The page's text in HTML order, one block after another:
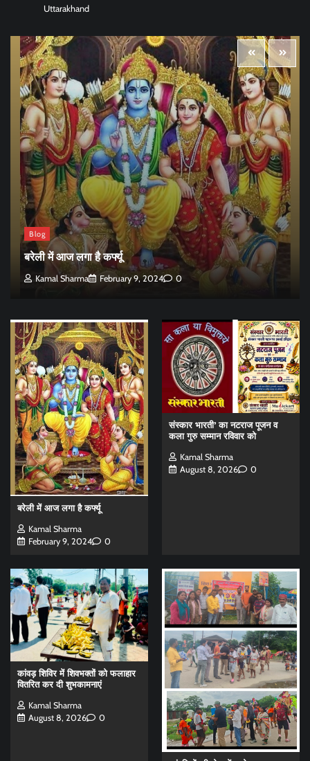
Uttarakhand
Blog
बरेली में आज लगा है कर्फ्यू
Kamal Sharma February 9, 2024 0
बरेली में आज लगा है कर्फ्यू
Kamal Sharma
February 9, 2024
0
संस्कार भारती’ का नटराज पूजन व
कला गुरु सम्मान रविवार को
Kamal Sharma
August 8, 2026
0
कांवड़ शिविर में शिवभक्तों को फलाहार
वितरित कर दी शुभकामनाएं
Kamal Sharma
August 8, 2026
0